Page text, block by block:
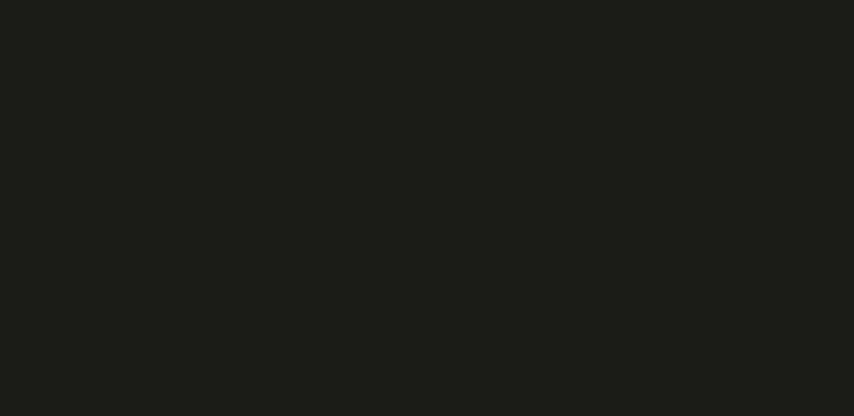
o Vasco ao principal torneio do continente.
ter recuperado o espírito competitivo da equipe
sua chegada, segundo o próprio comandante.
no atual elenco, inclusive líderes, como
e Carli.